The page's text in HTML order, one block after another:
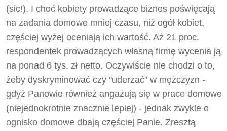
(sic!). I choć kobiety prowadzące biznes poświęcają
na zadania domowe mniej czasu, niż ogół kobiet,
częściej wyżej oceniają ich wartość. Aż 21 proc.
respondentek prowadzących własną firmę wycenia ją
na ponad 6 tys. zł netto. Oczywiście nie chodzi o to,
żeby dyskryminować czy "uderzać" w mężczyzn -
gdyż Panowie również angażują się w prace domowe
(niejednokrotnie znacznie lepiej) - jednak zwykle o
ognisko domowe dbają częściej Panie. Zresztą